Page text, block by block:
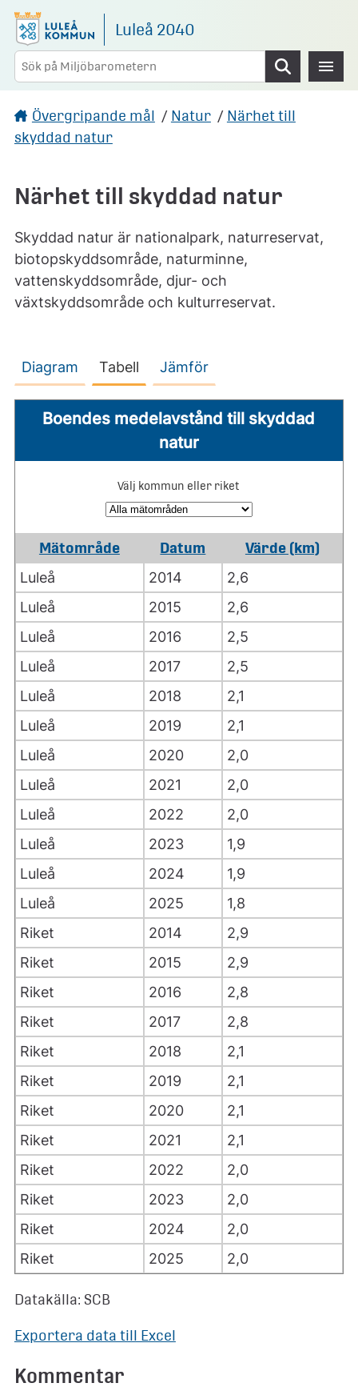
Gå direkt till sidans innehåll
Luleå 2040
Sök
Övergripande mål / Natur / Närhet till
skyddad natur
Närhet till skyddad natur
Skyddad natur är nationalpark, naturreservat,
biotopskyddsområde, naturminne,
vattenskyddsområde, djur- och
växtskyddsområde och kulturreservat.
Diagram Tabell Jämför
Boendes medelavstånd till skyddad
natur
Välj kommun eller riket
Mätområde Datum
Värde (km)
Luleå
2014
2,6
Luleå
2015
2,6
Luleå
2016
2,5
Luleå
2017
2,5
Luleå
2018
2,1
Luleå
2019
2,1
Luleå
2020
2,0
Luleå
2021
2,0
Luleå
2022
2,0
Luleå
2023
1,9
Luleå
2024
1,9
Luleå
2025
1,8
Riket
2014
2,9
Riket
2015
2,9
Riket
2016
2,8
Riket
2017
2,8
Riket
2018
2,1
Riket
2019
2,1
Riket
2020
2,1
Riket
2021
2,1
Riket
2022
2,0
Riket
2023
2,0
Riket
2024
2,0
Riket
2025 2,0
Datakälla: SCB
Exportera data till Excel
Kommentar